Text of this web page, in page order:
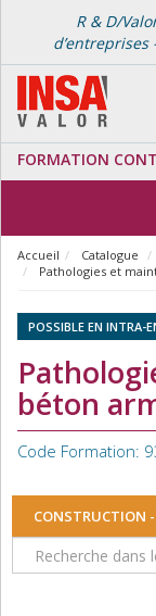
R & D/
d’entreprises
FORMATION
Accueil Catalogue
Pathologies et
POSSIBLE EN INTRA-
béton
Code Formation:
CONSTRUCTION